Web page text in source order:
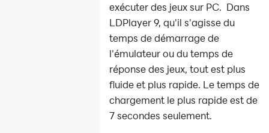
exécuter des jeux sur PC. Dans
LDPlayer 9, qu'il s'agisse du
temps de démarrage de
l'émulateur ou du temps de
réponse des jeux, tout est plus
fluide et plus rapide. Le temps de
chargement le plus rapide est de
7 secondes seulement.